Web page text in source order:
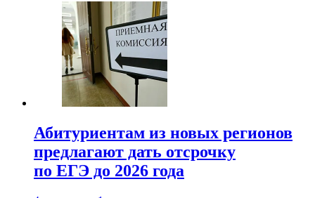
Абитуриентам из новых регионов
предлагают дать отсрочку
по ЕГЭ до 2026 года